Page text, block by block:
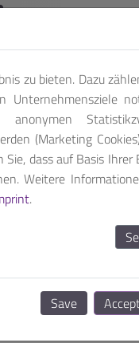
zu bieten. Dazu
anonymen
(Marketing
dass auf Basis Ihrer
Weitere
.
Save